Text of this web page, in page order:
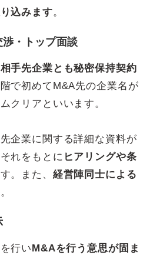
込みます。
・トップ面談
手先企業とも秘密保持契約
で初めてM&A先の企業名が
クリアといいます。
企業に関する詳細な資料が
れをもとに ヒアリングや条
。また、 経営陣同士による
行い M&Aを行う意思が固ま